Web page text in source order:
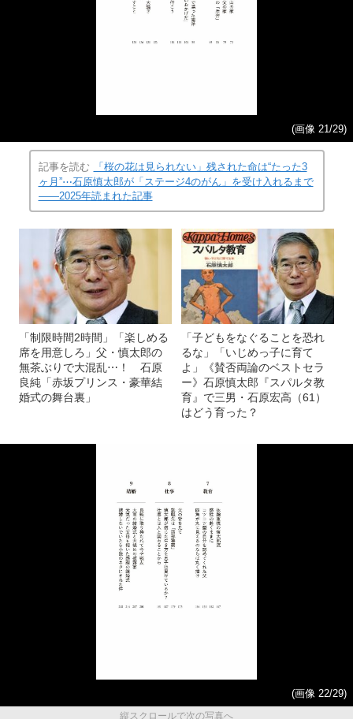
(画像 21/29)
記事を読む
「桜の花は見られない」残された命は“たった3
ヶ月”⋯石原慎太郎が「ステージ4のがん」を受け入れるまで
――2025年読まれた記事
「制限時間2時間」「楽しめる
席を用意しろ」父・慎太郎の
無茶ぶりで大混乱⋯！ 石原
良純「赤坂プリンス・豪華結
婚式の舞台裏」
「子どもをなぐることを恐れ
るな」「いじめっ子に育て
よ」《賛否両論のベストセラ
ー》石原慎太郎『スパルタ教
育』で三男・石原宏高（61）
はどう育った？
(画像 22/29)
縦スクロールで次の写真へ